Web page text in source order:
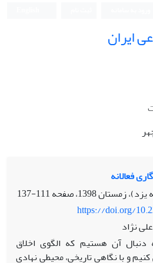
ایران
فعالانه
111-137
https://doi.org/
نژاد
دنبال آن هستیم که الگوی اخلاق
و با نگاهی تاریخی، محیطی نهادی